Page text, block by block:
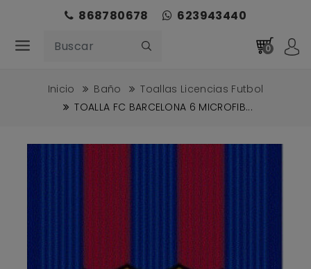
868780678 623943440
0
Inicio Baño
Toallas Licencias Futbol
TOALLA FC BARCELONA 6 MICROFIB...